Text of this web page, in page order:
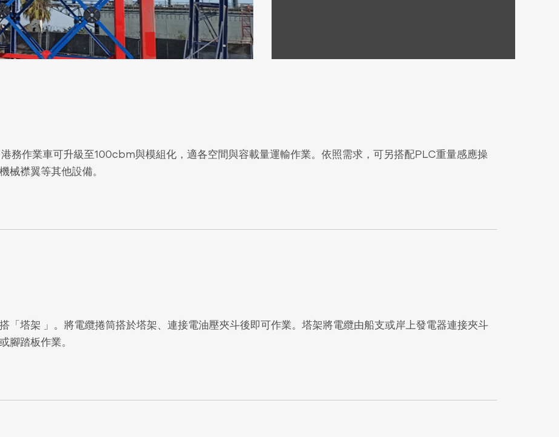
務作業車可升級至100cbm與模組化，適各空間與容載量運輸作業。依照需求，可另搭配PLC重量感應操
械襟翼等其他設備。
「塔架 」。將電纜捲筒搭於塔架、連接電油壓夾斗後即可作業。塔架將電纜由船支或岸上發電器連接夾斗
腳踏板作業。